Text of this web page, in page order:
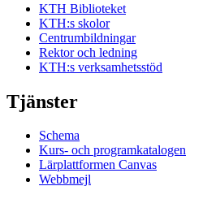
KTH Biblioteket
KTH:s skolor
Centrumbildningar
Rektor och ledning
KTH:s verksamhetsstöd
Tjänster
Schema
Kurs- och programkatalogen
Lärplattformen Canvas
Webbmejl